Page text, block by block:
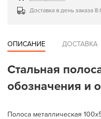
Доставка в день заказа
ОПИСАНИЕ ДОСТАВКА
Стальная
обозначения и
Полоса металлическая